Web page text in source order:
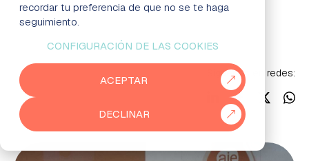
recordar tu preferencia de que no se te haga
seguimiento.
CONFIGURACIÓN DE LAS COOKIES
ACEPTAR
DECLINAR
BLOG
EMPRESAS
PARTNERS
931 76 23 43
Noticias
Síguenos en redes: